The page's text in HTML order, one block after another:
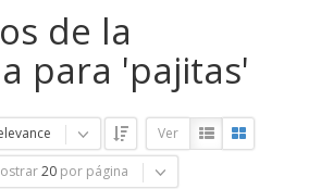
de la
para 'pajitas'
Ver
20 por página